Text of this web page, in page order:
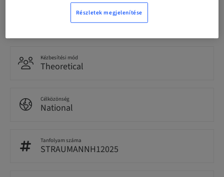
0.00 Pontok
Kézbesítési mód
Theoretical
Célközönség
National
Tanfolyam száma
STRAUMANNH12025
Részletek megjelenítése